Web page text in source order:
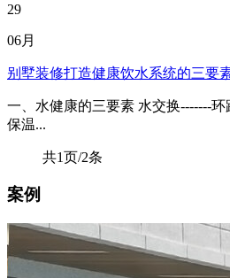
29
06月
别墅装修打造健康饮水系统的三要
一、水健康的三要素 水交换-------
保温...
共1页/2条
案例